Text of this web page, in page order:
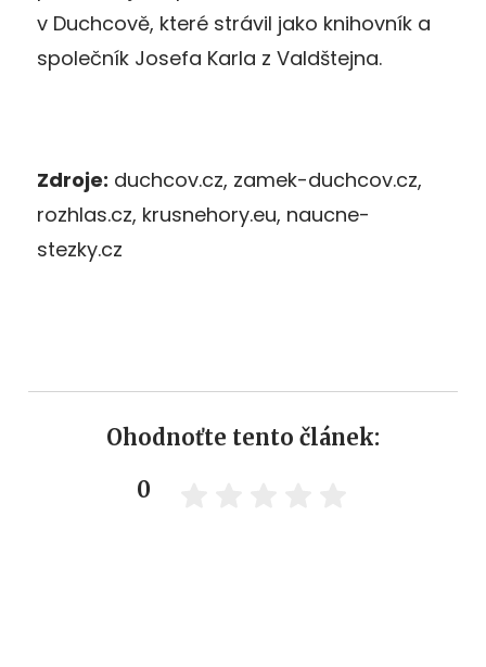
v Duchcově, které strávil jako knihovník a
společník Josefa Karla z Valdštejna.
Zdroje: duchcov.cz, zamek-duchcov.cz,
rozhlas.cz, krusnehory.eu, naucne-
stezky.cz
Ohodnoťte tento článek:
0